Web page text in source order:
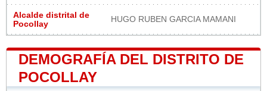
Alcalde distrital de
Pocollay
HUGO RUBEN GARCIA MAMANI
DEMOGRAFÍA DEL DISTRITO DE
POCOLLAY